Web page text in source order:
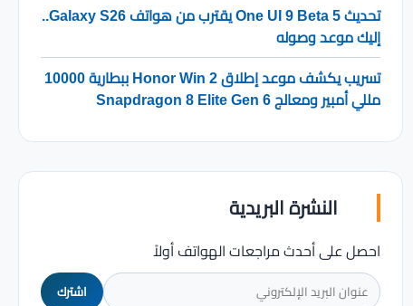
تحديث One UI 9 Beta 5 يقترب من هواتف Galaxy S26..
إليك موعد وصوله
تسريب يكشف موعد إطلاق Honor Win 2 ببطارية 10000
مللي أمبير ومعالج Snapdragon 8 Elite Gen 6
النشرة البريدية
احصل على أحدث مراجعات الهواتف أولاً
اشترك